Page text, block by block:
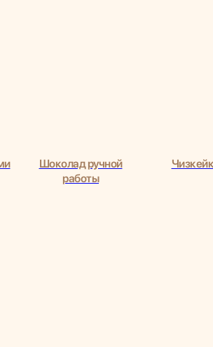
Шоколад ручной
работы